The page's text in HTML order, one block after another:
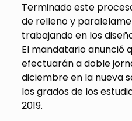
Terminado este
de relleno y
trabajando en los
El mandatario anunció
efectuarán a doble
diciembre en la nueva
los grados de los
2019.